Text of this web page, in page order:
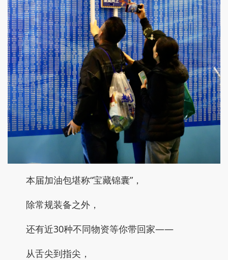
本届加油包堪称“宝藏锦囊”，
除常规装备之外，
还有近30种不同物资等你带回家——
从舌尖到指尖，